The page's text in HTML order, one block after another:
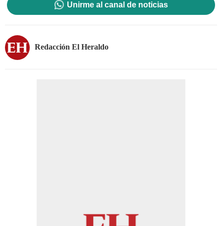
Unirme al canal de noticias
Redacción El Heraldo